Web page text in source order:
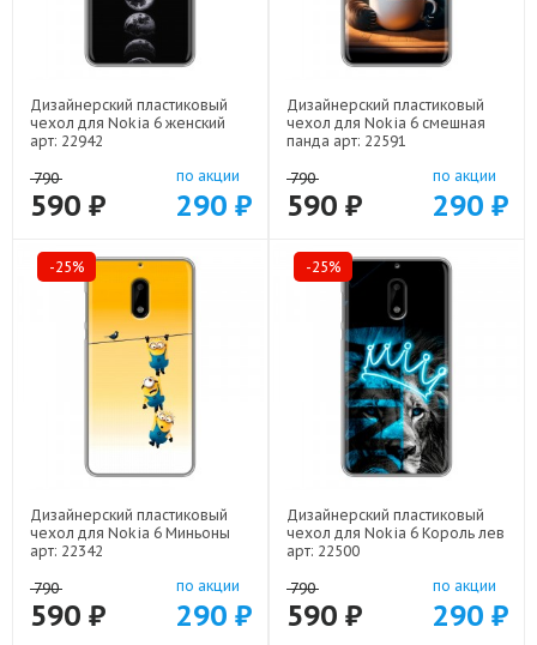
Дизайнерский пластиковый
чехол для Nokia 6 женский
арт: 22942
790
590 ₽
по акции
290 ₽
Дизайнерский пластиковый
чехол для Nokia 6 смешная
панда арт: 22591
790
590 ₽
по акции
290 ₽
-25%
Дизайнерский пластиковый
чехол для Nokia 6 Миньоны
арт: 22342
790
590 ₽
по акции
290 ₽
-25%
Дизайнерский пластиковый
чехол для Nokia 6 Король лев
арт: 22500
790
590 ₽
по акции
290 ₽